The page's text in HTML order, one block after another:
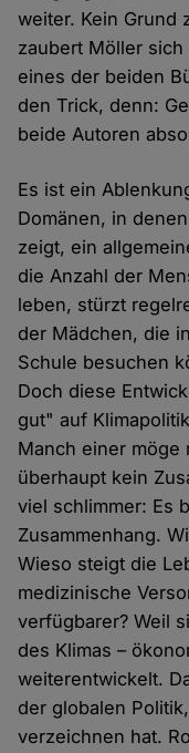
weiter. Kein Grund
zaubert Möller
eines der beiden
den Trick, denn:
beide Autoren
Es ist ein
Domänen, in
zeigt, ein
die Anzahl der
leben, stürzt
der Mädchen, die
Schule besuchen
Doch diese
gut" auf
Manch einer
überhaupt kein
viel schlimmer: Es
Zusammenhang.
Wieso steigt die
medizinische
verfügbarer? Weil
des Klimas –
weiterentwickelt.
der globalen
verzeichnen hat.